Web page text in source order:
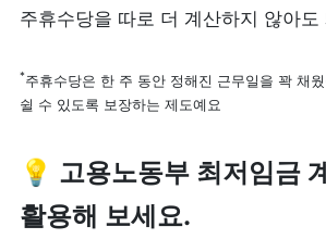
서비스업
뷰티
피트니스
B2B
페이스
주휴수당을 따로 더 계산하지 않아도
*주휴수당은 한 주 동안 정해진 근무일을 꽉 채
쉴 수 있도록 보장하는 제도예요
💡 고용노동부 최저임금
활용해 보세요.